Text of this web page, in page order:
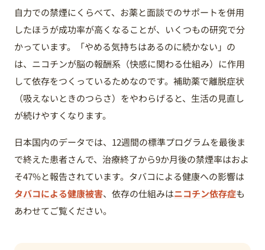
自力での禁煙にくらべて、お薬と面談でのサポートを併用
したほうが成功率が高くなることが、いくつもの研究で分
かっています。「やめる気持ちはあるのに続かない」の
は、ニコチンが脳の報酬系（快感に関わる仕組み）に作用
して依存をつくっているためなのです。補助薬で離脱症状
（吸えないときのつらさ）をやわらげると、生活の見直し
が続けやすくなります。
日本国内のデータでは、12週間の標準プログラムを最後ま
で終えた患者さんで、治療終了から9か月後の禁煙率はおよ
そ47%と報告されています。タバコによる健康への影響は
タバコによる健康被害、依存の仕組みはニコチン依存症も
あわせてご覧ください。